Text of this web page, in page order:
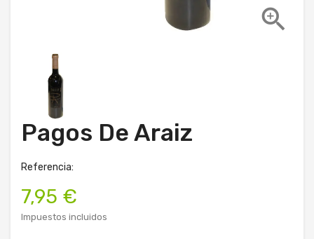

Pagos De Araiz
Referencia:
7,95 €
Impuestos incluidos